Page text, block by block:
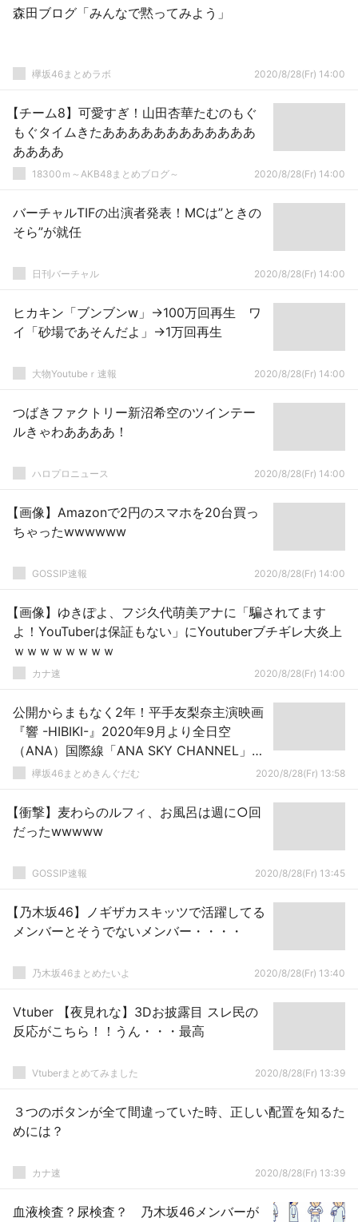
森田ブログ「みんなで黙ってみよう」
欅坂46まとめラボ 2020/8/28(Fr) 14:00
【チーム8】可愛すぎ！山田杏華たむのもぐ
もぐタイムきたああああああああああああ
ああああ
18300ｍ～AKB48まとめブログ～ 2020/8/28(Fr) 14:00
バーチャルTIFの出演者発表！MCは”ときの
そら”が就任
日刊バーチャル 2020/8/28(Fr) 14:00
ヒカキン「ブンブンw」→100万回再生 ワ
イ「砂場であそんだよ」→1万回再生
大物Youtubeｒ速報 2020/8/28(Fr) 14:00
つばきファクトリー新沼希空のツインテー
ルきゃわああああ！
ハロプロニュース 2020/8/28(Fr) 14:00
【画像】Amazonで2円のスマホを20台買っ
ちゃったwwwwww
GOSSIP速報 2020/8/28(Fr) 14:00
【画像】ゆきぽよ、フジ久代萌美アナに「騙されてます
よ！YouTuberは保証もない」にYoutuberブチギレ大炎上
ｗｗｗｗｗｗｗｗ
カナ速 2020/8/28(Fr) 14:00
公開からまもなく2年！平手友梨奈主演映画
『響 -HIBIKI-』2020年9月より全日空
（ANA）国際線「ANA SKY CHANNEL」視
覚障がい者向け日本語音声ガイドに対応
欅坂46まとめきんぐだむ 2020/8/28(Fr) 13:58
【衝撃】麦わらのルフィ、お風呂は週に○回
だったwwwww
GOSSIP速報 2020/8/28(Fr) 13:45
【乃木坂46】ノギザカスキッツで活躍してる
メンバーとそうでないメンバー・・・・
乃木坂46まとめたいよ 2020/8/28(Fr) 13:40
Vtuber 【夜見れな】3Dお披露目 スレ民の
反応がこちら！！うん・・・最高
Vtuberまとめてみました 2020/8/28(Fr) 13:39
３つのボタンが全て間違っていた時、正しい配置を知るた
めには？
カナ速 2020/8/28(Fr) 13:39
血液検査？尿検査？ 乃木坂46メンバーが